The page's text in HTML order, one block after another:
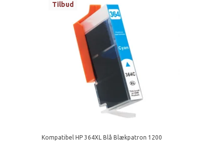
Tilbud
Kompatibel HP 364XL Blå Blækpatron 1200